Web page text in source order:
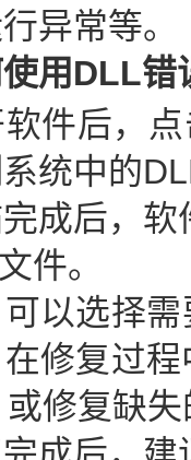
异常等。
DLL错
后，点
统中的
后，软
件。
选择需
修复过
修复缺失